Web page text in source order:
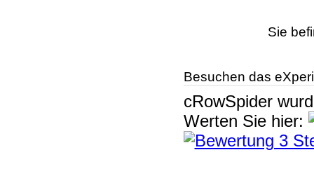
Sie
Besuchen das
cRowSpider
Werten Sie hier: